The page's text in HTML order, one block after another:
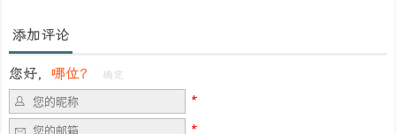
添加评论
您好， 哪位？ 确定